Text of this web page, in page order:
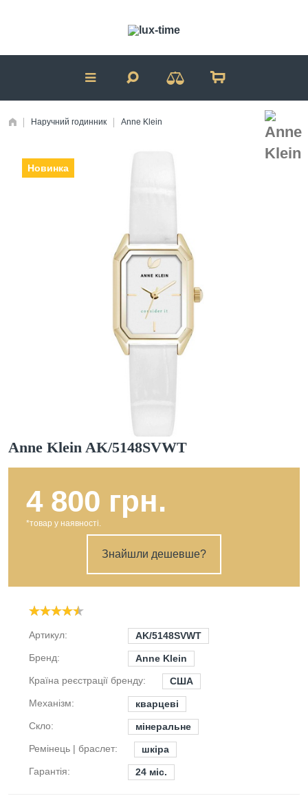
Наручний годинник Anne Klein
Новинка
Anne Klein AK/5148SVWT
4 800 грн.
*товар у наявності.
Знайшли дешевше?
Артикул:
AK/5148SVWT
Бренд:
Anne Klein
Країна реєстрації бренду:
США
Механізм:
кварцеві
Скло:
мінеральне
Ремінець | браслет:
шкіра
Гарантія:
24 міс.